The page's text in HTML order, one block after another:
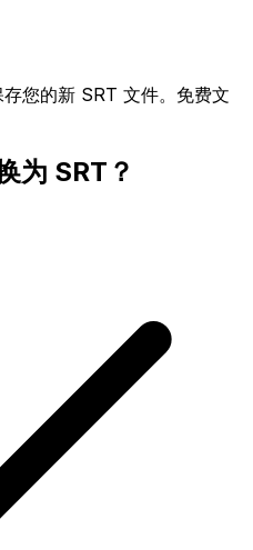
您的新 SRT 文件。免费文
为 SRT？